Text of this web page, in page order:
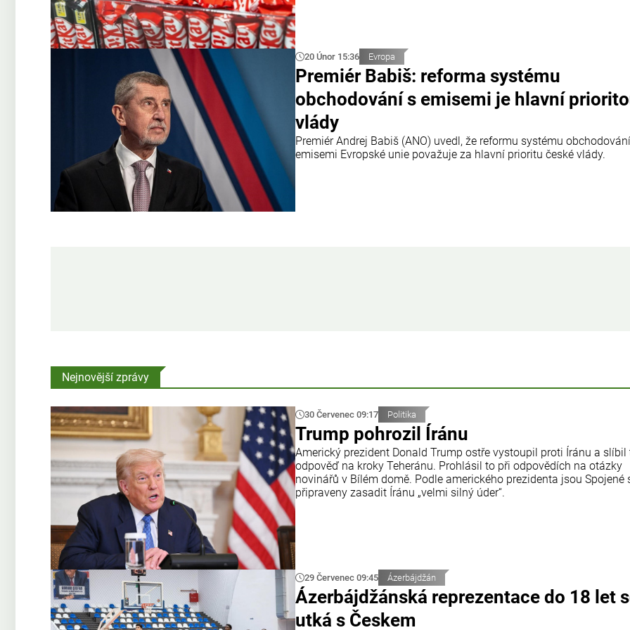
20 Únor 15:36 Evropa
Premiér Babiš: reforma systému
obchodování s emisemi je hlavní
vlády
Premiér Andrej Babiš (ANO) uvedl, že reformu systému
emisemi Evropské unie považuje za hlavní prioritu české vlády.
Nejnovější zprávy
30 Červenec 09:17 Politika
Trump pohrozil Íránu
Americký prezident Donald Trump ostře vystoupil proti Íránu a slíbil
odpověď na kroky Teheránu. Prohlásil to při odpovědích na otázky
novinářů v Bílém domě. Podle amerického prezidenta jsou Spojené
připraveny zasadit Íránu „velmi silný úder“.
29 Červenec 09:45 Ázerbájdžán
Ázerbájdžánská reprezentace do 18 let
utká s Českem